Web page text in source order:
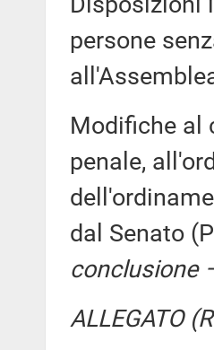
persone
Modifiche al
penale,
dal Senato
conclusione
ALLEGATO